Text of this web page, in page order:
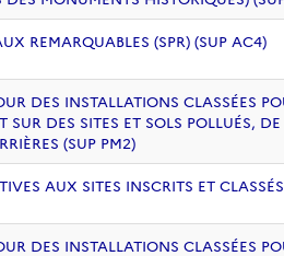
REMARQUABLES (SPR) (SUP AC4)
DES INSTALLATIONS CLASSÉES
SUR DES SITES ET SOLS POLLUÉS,
(SUP PM2)
AUX SITES INSCRITS ET
DES INSTALLATIONS CLASSÉES